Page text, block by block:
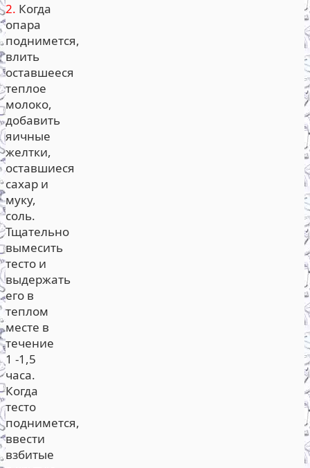
2. Когда
опара
поднимется,
влить
оставшееся
теплое
молоко,
добавить
яичные
желтки,
оставшиеся
сахар и
муку,
соль.
Тщательно
вымесить
тесто и
выдержать
его в
теплом
месте в
течение
1 -1,5
часа.
Когда
тесто
поднимется,
ввести
взбитые